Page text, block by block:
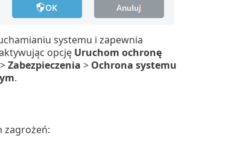
systemu i zapewnia
opcję Uruchom ochronę
Zabezpieczenia > Ochrona systemu
.
zagrożeń: